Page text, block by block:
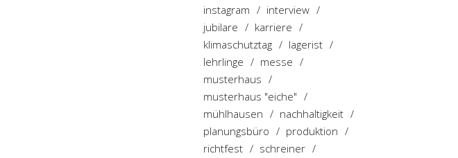
instagram
interview
jubilare
karriere
klimaschutztag
lagerist
lehrlinge
messe
musterhaus
musterhaus "eiche"
mühlhausen
nachhaltigkeit
planungsbüro
produktion
richtfest
schreiner